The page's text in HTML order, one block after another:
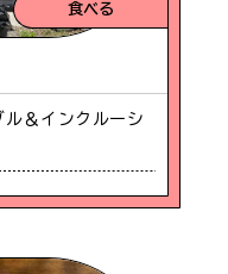
け
食べる
＆インクルーシ